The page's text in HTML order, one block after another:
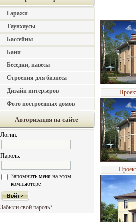
Гаражи
Таунхаусы
Бассейны
Бани
Беседки, навесы
Строения для бизнеса
Дизайн интерьеров
Фото построенных домов
Авторизация на сайте
Логин:
Пароль:
Запомнить меня на этом
компьютере
Забыли свой пароль?